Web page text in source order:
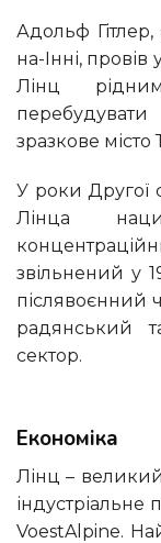
Адольф Гітлер, який народився в місті Браунау-
на-Інні, провів
Лінц
зразкове місто
У роки Другої світової війни за 25 кілометрів від
Лінца
звільнений у
післявоєнний
радянський
сектор.
Економіка
Лінц – великий промисловий центр. Найбільше
VoestAlpine.